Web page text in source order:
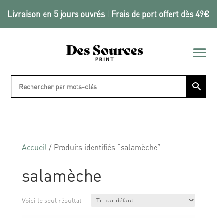
Livraison en 5 jours ouvrés | Frais de port offert dès 49€
Accueil / Produits identifiés “salamèche”
salamèche
Voici le seul résultat